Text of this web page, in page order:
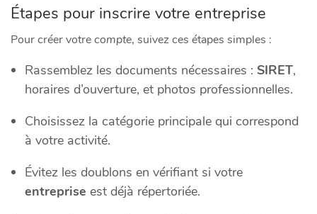
Étapes pour inscrire votre entreprise
Pour créer votrecompte, suivez ces étapes simples :
Rassemblez les documents nécessaires : SIRET,
horaires d’ouverture, et photos professionnelles.
Choisissez la catégorie principale qui correspond
à votre activité.
Évitez les doublons en vérifiant si votre
entreprise est déjà répertoriée.